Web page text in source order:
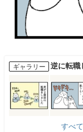
ギャラリー 逆に転職
すべ